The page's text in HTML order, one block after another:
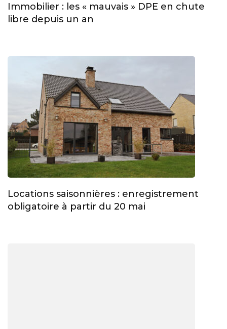
Immobilier : les « mauvais » DPE en chute
libre depuis un an
Locations saisonnières : enregistrement
obligatoire à partir du 20 mai